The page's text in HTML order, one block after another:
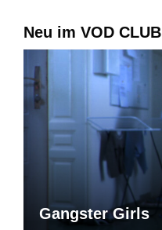
Neu im VOD CLUB
Gangster Girls